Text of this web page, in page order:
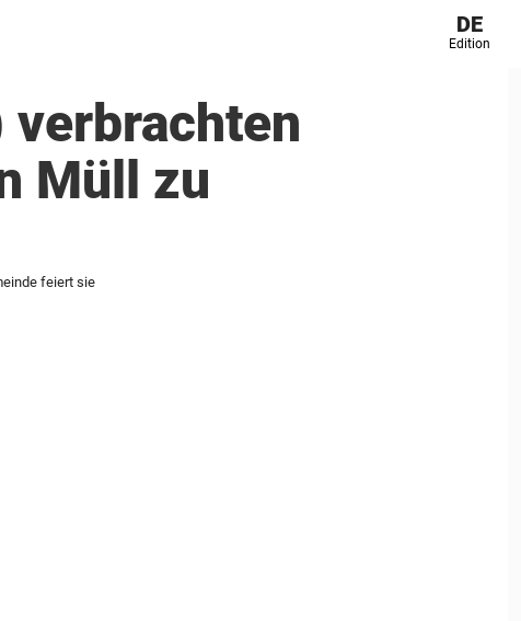
DE
Edition
Müll zu
feiert sie